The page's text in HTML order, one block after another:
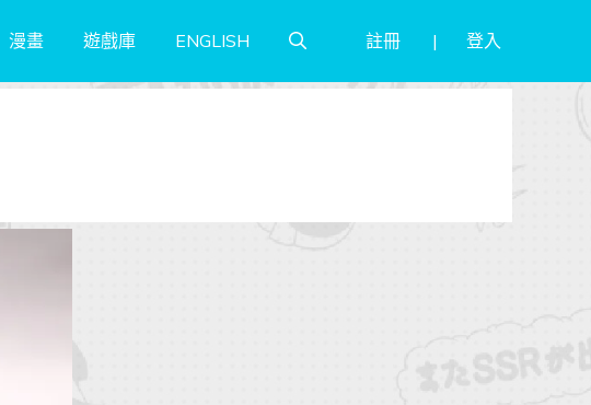
漫畫 遊戲庫 ENGLISH 註冊 登入